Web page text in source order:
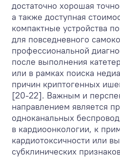
достаточно хорошая
а также доступная
компактные устройства
для повседневного
профессиональной
после выполнения
или в рамках поиска
причин криптогенных
[20-22]. Важным и
направлением является
одноканальных
в кардиоонкологии, к
кардиотоксичности или
субклинических